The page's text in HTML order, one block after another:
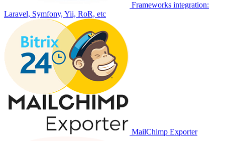
Frameworks integration:
Laravel, Symfony, Yii, RoR, etc
MailChimp Exporter